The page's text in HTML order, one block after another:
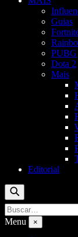
Guias
PUBG
Dota 2
Mais
Editorial
Buscar
Buscar
por:
Menu ×